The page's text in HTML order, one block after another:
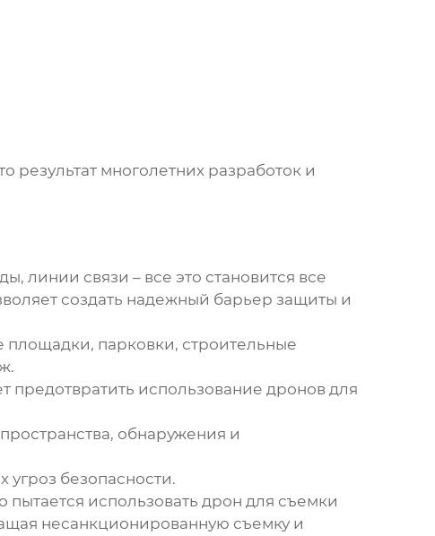
результат многолетних разработок и
линии связи – все это становится все
создать надежный барьер защиты и
парковки, строительные
предотвратить использование дронов для
обнаружения и
безопасности.
использовать дрон для съемки
несанкционированную съемку и